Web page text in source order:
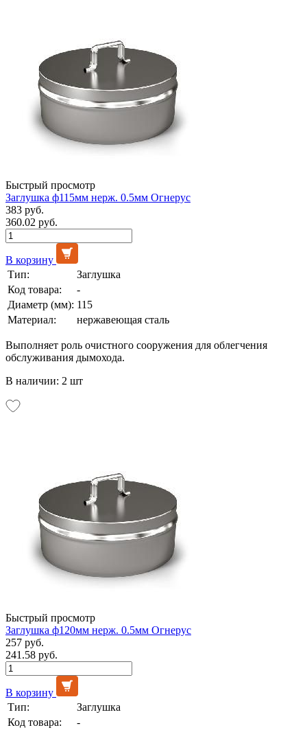
Быстрый просмотр
Заглушка ф115мм нерж. 0.5мм Огнерус
383 руб.
360.02 руб.
В корзину
Тип:
Заглушка
Код товара:
-
Диаметр (мм): 115
Материал:
нержавеющая сталь
Выполняет роль очистного сооружения для облегчения
обслуживания дымохода.
В наличии: 2 шт
Быстрый просмотр
Заглушка ф120мм нерж. 0.5мм Огнерус
257 руб.
241.58 руб.
В корзину
Тип:
Заглушка
Код товара:
-